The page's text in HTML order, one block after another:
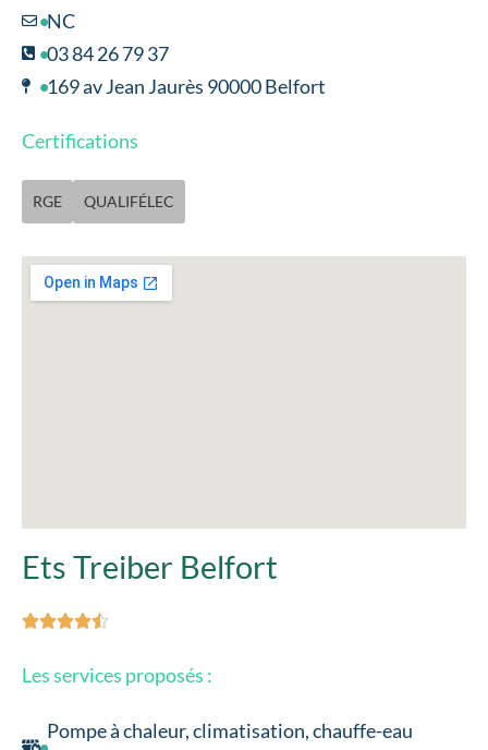
NC
03 84 26 79 37
169 av Jean Jaurès 90000 Belfort
Certifications
RGE QUALIFÉLEC
Ets Treiber Belfort

Les services proposés :
Pompe à chaleur, climatisation, chauffe-eau